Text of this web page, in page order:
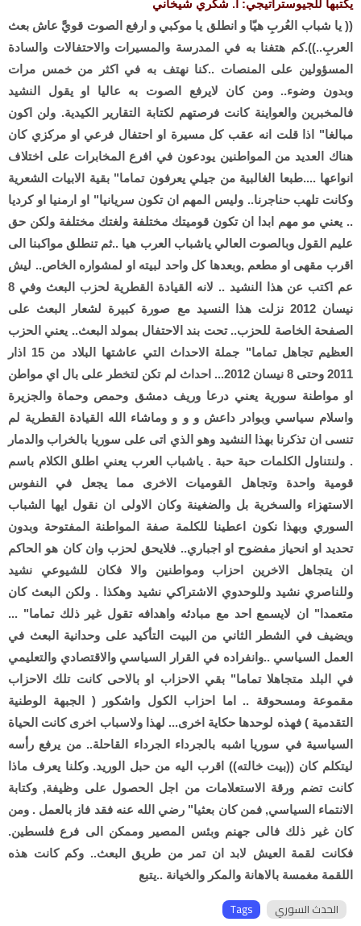
يكتبها للجيوستراتيجي: أ. شكري شيخاني
(( يا شباب العُربِ هيّا و انطلق يا موكبي و ارفع الصوت قويَّ عاش بعث
العربِ..)).كم هتفنا به في المدرسة والمسيرات والاحتفالات والسادة
المسؤولين على المنصات ..كنا نهتف به في اكثر من خمس مرات
وبدون وضوء.. ومن كان لايرفع الصوت به عاليا او يقول النشيد
فالمخبرين والعواينة كانت فرصتهم لكتابة التقارير الكيدية. ولن اكون
مبالغا" اذا قلت انه عقب كل مسيرة او احتفال فرعي او مركزي كان
هناك العديد من المواطنين يودعون في افرع المخابرات على اختلاف
انواعها ....طبعا الغالبية من جيلي يعرفون تماما" بقية الابيات الشعرية
وكانت تلهب حناجرنا.. وليس المهم ان تكون سريانيا" او ارمنيا او كرديا
.. يعني مو مهم ابدا ان تكون قوميتك مختلفة ولغتك مختلفة ولكن حق
عليم القول وبالصوت العالي ياشباب العرب هيا ..ثم تنطلق مواكبنا الى
اقرب مقهى او مطعم ,وبعدها كل واحد لبيته او لمشواره الخاص.. ليش
عم اكتب عن هذا النشيد .. لانه القيادة القطرية لحزب البعث وفي 8
نيسان 2012 نزلت هذا النسيد مع صورة كبيرة لشعار البعث على
الصفحة الخاصة للحزب.. تحت بند الاحتفال بمولد البعث.. يعني الحزب
العظيم تجاهل تماما" جملة الاحداث التي عاشتها البلاد من 15 اذار
2011 وحتى 8 نيسان 2012... احداث لم تكن لتخطر على بال اي مواطن
او مواطنة سورية يعني درعا وريف دمشق وحمص وحماة والجزيرة
واسلام سياسي وبوادر داعش و و و وماشاء الله القيادة القطرية لم
تنسى ان تذكرنا بهذا النشيد وهو الذي اتى على سوريا بالخراب والدمار
. ولنتناول الكلمات حبة حبة . ياشباب العرب يعني اطلق الكلام باسم
قومية واحدة وتجاهل القوميات الاخرى مما يجعل في النفوس
الاستهزاء والسخرية بل والضغينة وكان الاولى ان نقول ايها الشباب
السوري وبهذا نكون اعطينا للكلمة صفة المواطنة المفتوحة وبدون
تحديد او انحياز مفضوح او اجباري.. فلايحق لحزب وان كان هو الحاكم
ان يتجاهل الاخرين احزاب ومواطنين والا فكان للشيوعي نشيد
وللناصري نشيد وللوحدوي الاشتراكي نشيد وهكذا . ولكن البعث كان
متعمدا" ان لايسمع احد مع مبادئه واهدافه تقول غير ذلك تماما" ...
ويضيف في الشطر الثاني من البيت التأكيد على وحدانية البعث في
العمل السياسي ..وانفراده في القرار السياسي والاقتصادي والتعليمي
في البلد متجاهلا تماما" بقي الاحزاب او بالاحى كانت تلك الاحزاب
مقموعة ومسحوقة .. اما احزاب الكول واشكور ( الجبهة الوطنية
التقدمية ) فهذه لوحدها حكاية اخرى... لهذا ولاسباب اخرى كانت الحياة
السياسية في سوريا اشبه بالجرداء الجرداء القاحلة.. من يرفع رأسه
ليتكلم كان ((بيت خالته)) اقرب اليه من حبل الوريد. وكلنا يعرف ماذا
كانت تضم ورقة الاستعلامات من اجل الحصول على وظيفة, وكتابة
الانتماء السياسي, فمن كان بعثيا" رضي الله عنه فقد فاز بالعمل . ومن
كان غير ذلك فالى جهنم وبئس المصير وممكن الى فرع فلسطين.
فكانت لقمة العيش لابد ان تمر من طريق البعث.. وكم كانت هذه
اللقمة مغمسة بالاهانة والمكر والخيانة ..يتبع
Tags الحدث السوري